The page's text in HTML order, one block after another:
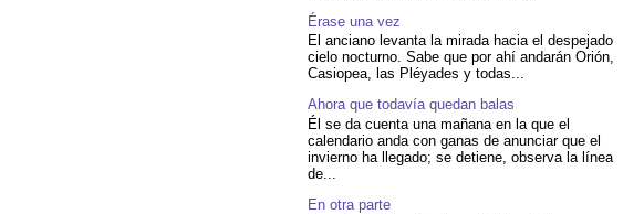
Érase una vez
El anciano levanta la mirada hacia el despejado
cielo nocturno. Sabe que por ahí andarán Orión,
Casiopea, las Pléyades y todas...
Ahora que todavía quedan balas
Él se da cuenta una mañana en la que el
calendario anda con ganas de anunciar que el
invierno ha llegado; se detiene, observa la línea
de...
En otra parte